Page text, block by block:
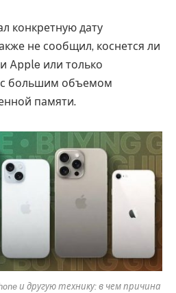
конкретную дату
не сообщил, коснется ли
Apple или только
с большим объемом
памяти.
и другую технику: в чем причина